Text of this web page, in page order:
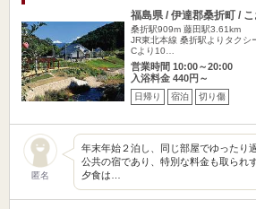
福島県 / 伊達郡桑折町 /
桑折駅909m 藤田駅3.61km
JR東北本線 桑折駅よりタクシ
Cより10…
営業時間 10:00～20:00
入浴料金 440円～
日帰り 宿泊 切り傷
匿名
年末年始２泊し、同じ部屋でゆったり
公共の宿であり、特別な料金も取られ
夕食は…